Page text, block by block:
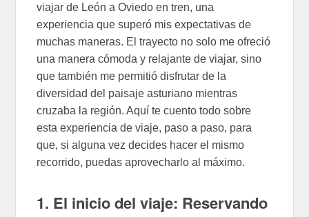
viajar de León a Oviedo en tren, una
experiencia que superó mis expectativas de
muchas maneras. El trayecto no solo me ofreció
una manera cómoda y relajante de viajar, sino
que también me permitió disfrutar de la
diversidad del paisaje asturiano mientras
cruzaba la región. Aquí te cuento todo sobre
esta experiencia de viaje, paso a paso, para
que, si alguna vez decides hacer el mismo
recorrido, puedas aprovecharlo al máximo.
1. El inicio del viaje: Reservando